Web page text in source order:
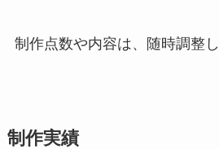
制作点数や内容は、随時調整
制作実績